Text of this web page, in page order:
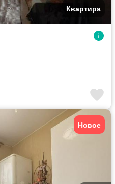
Квартира
Новое